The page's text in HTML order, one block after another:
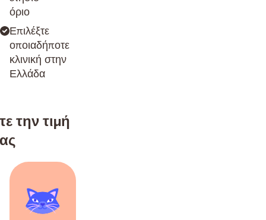
όριο
Επιλέξτε
οποιαδήποτε
κλινική στην
Ελλάδα
την τιμή